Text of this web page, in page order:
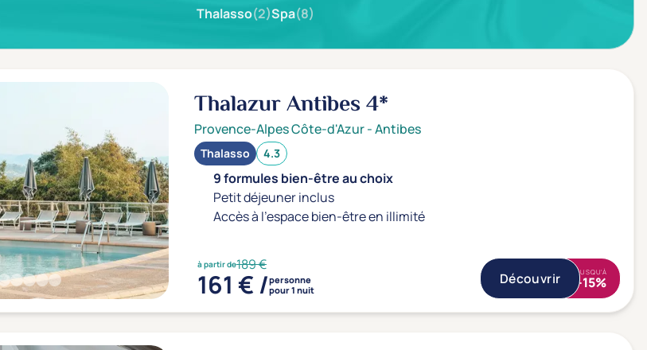
Thalasso(2)Spa(8)
Thalazur Antibes4*
Provence-Alpes Côte-d'Azur-Antibes
Thalasso 4.3
9 formules bien-être au choix
Petit déjeuner inclus
Accès à l'espace bien-être en illimité
à partir de189 €
161 € /personne
pour 1 nuit
Découvrir JUSQU'À
-15%